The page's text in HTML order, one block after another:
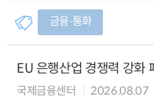
금융∙통화
EU 은행산업 경쟁력 강화
국제금융센터 2026.08.07